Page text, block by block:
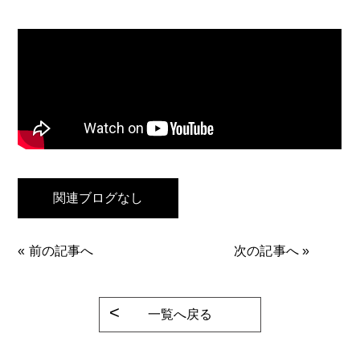
関連ブログなし
« 前の記事へ 次の記事へ»
一覧へ戻る